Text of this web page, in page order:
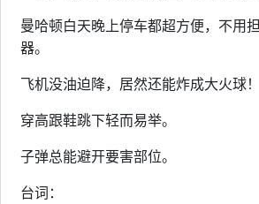
曼哈顿白天晚上停车都超方便，不用
器。
飞机没油迫降，居然还能炸成大火球！
穿高跟鞋跳下轻而易举。
子弹总能避开要害部位。
台词：